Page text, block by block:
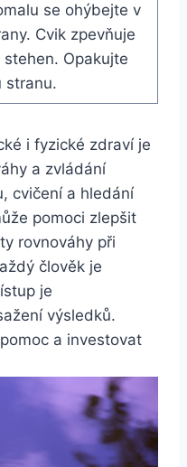
se ohýbejte v
Cvik zpevňuje
Opakujte
stranu.
i fyzické zdraví je
a zvládání
cvičení a hledání
pomoci zlepšit
rovnováhy při
člověk je
je
výsledků.
a investovat